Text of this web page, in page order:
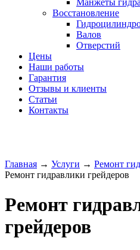
Манжеты
Восстановление
Валов
Отверстий
Цены
Наши работы
Гарантия
Отзывы и клиенты
Статьи
Контакты
Главная → Услуги → Ремонт
Ремонт гидравлики грейдеров
Ремонт
грейдеров